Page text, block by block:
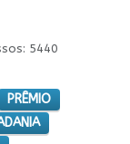
5440
PRÊMIO